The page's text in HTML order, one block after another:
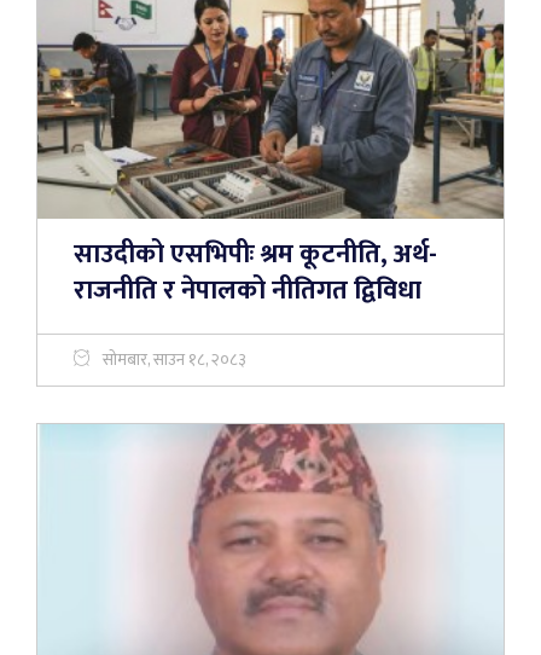
साउदीको एसभिपीः श्रम कूटनीति, अर्थ-
राजनीति र नेपालको नीतिगत द्विविधा
सोमबार, साउन १८, २०८३